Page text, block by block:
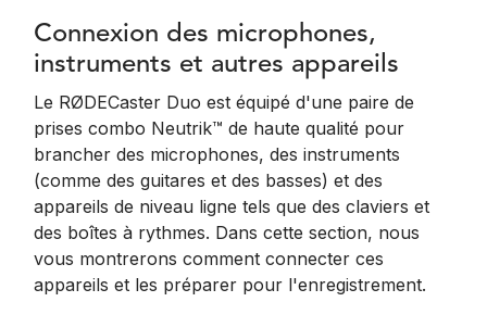
Connexion des microphones,
instruments et autres appareils
Le RØDECaster Duo est équipé d'une paire de
prises combo Neutrik™ de haute qualité pour
brancher des microphones, des instruments
(comme des guitares et des basses) et des
appareils de niveau ligne tels que des claviers et
des boîtes à rythmes. Dans cette section, nous
vous montrerons comment connecter ces
appareils et les préparer pour l'enregistrement.